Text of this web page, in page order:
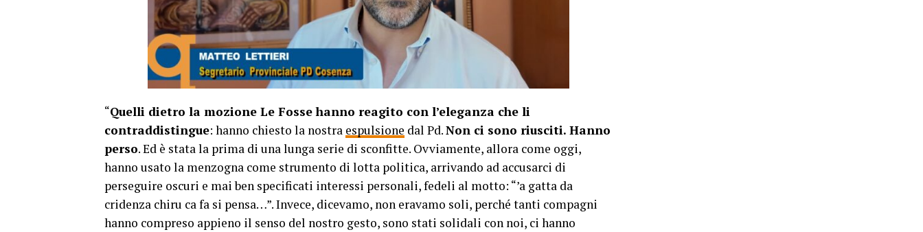
“Quelli dietro la mozione Le Fosse hanno reagito con l’eleganza che li
contraddistingue: hanno chiesto la nostra espulsione dal Pd.Non ci sono riusciti. Hanno
perso. Ed è stata la prima di una lunga serie di sconfitte. Ovviamente, allora come oggi,
hanno usato la menzogna come strumento di lotta politica, arrivando ad accusarci di
perseguire oscuri e mai ben specificati interessi personali, fedeli al motto: “’a gatta da
cridenza chiru ca fa si pensa…”. Invece, dicevamo, non eravamo soli, perché tanti compagni
hanno compreso appieno il senso del nostro gesto, sono stati solidali con noi, ci hanno